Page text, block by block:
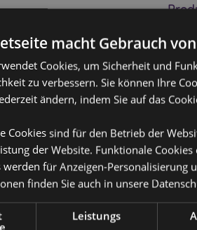
& Clipverschluss
aufgeführten Länder
befinden, versuchen Sie
IM
NEU
macht Gebrauch
Cookies, um Sicherheit und
zu verbessern. Sie können Ihre
ändern, indem Sie auf das
Cookies sind für den Betrieb der
der Website. Funktionale
werden für Anzeigen-Personalisierung
finden Sie auch in unsere
Leistungs